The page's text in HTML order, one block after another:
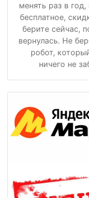
менять раз в
бесплатное,
берите сейчас,
вернулась. Не
робот,
ничего не